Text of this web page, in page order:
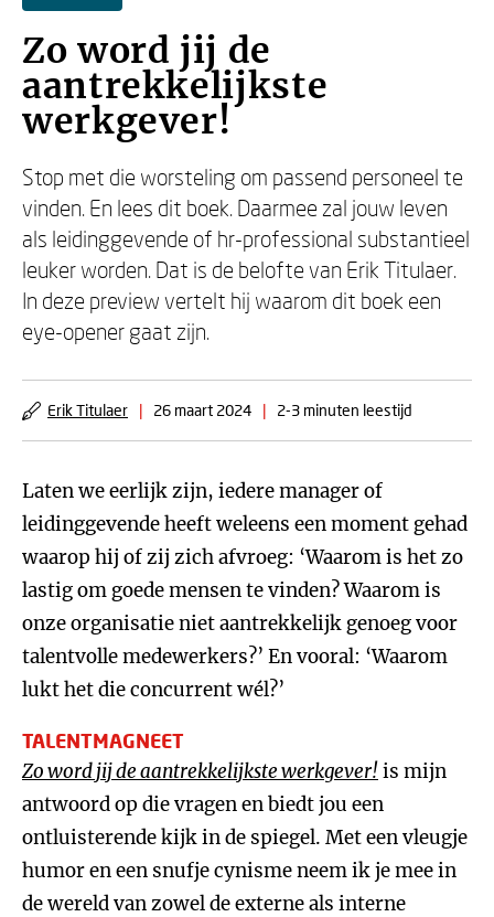
Zo word jij de
aantrekkelijkste
werkgever!
Stop met die worsteling om passend personeel te
vinden. En lees dit boek. Daarmee zal jouw leven
als leidinggevende of hr-professional substantieel
leuker worden. Dat is de belofte van Erik Titulaer.
In deze preview vertelt hij waarom dit boek een
eye-opener gaat zijn.
Erik Titulaer | 26 maart 2024 | 2-3 minuten leestijd
Laten we eerlijk zijn, iedere manager of
leidinggevende heeft weleens een moment gehad
waarop hij of zij zich afvroeg: ‘Waarom is het zo
lastig om goede mensen te vinden? Waarom is
onze organisatie niet aantrekkelijk genoeg voor
talentvolle medewerkers?’ En vooral: ‘Waarom
lukt het die concurrent wél?’
TALENTMAGNEET
Zo word jij de aantrekkelijkste werkgever! is mijn
antwoord op die vragen en biedt jou een
ontluisterende kijk in de spiegel. Met een vleugje
humor en een snufje cynisme neem ik je mee in
de wereld van zowel de externe als interne